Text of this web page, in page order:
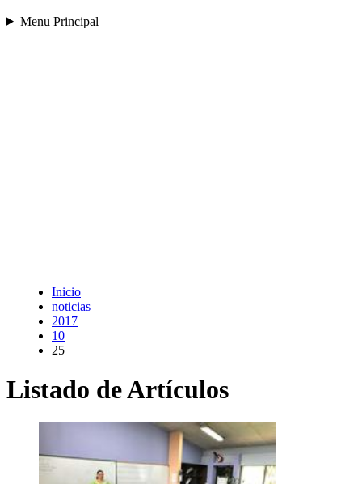
Menu Principal
Inicio
noticias
2017
10
25
Listado de Artículos